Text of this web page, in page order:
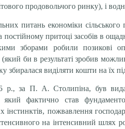
продовольчого ринку), і
питань економіки сільського
притоці засобів в
зборами робили позикові
би в результаті зробив
збиралася виділяти кошти на їх
р., за П. А. Столипіна, був
який фактично став
інстинктів, пожвавлення
на інтенсивний шлях